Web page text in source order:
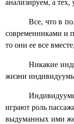
анализируем, а
Все, что в
современниками и
то они ее все
Никакие
жизни индивидуумы
играют роль
выдуманных ими же